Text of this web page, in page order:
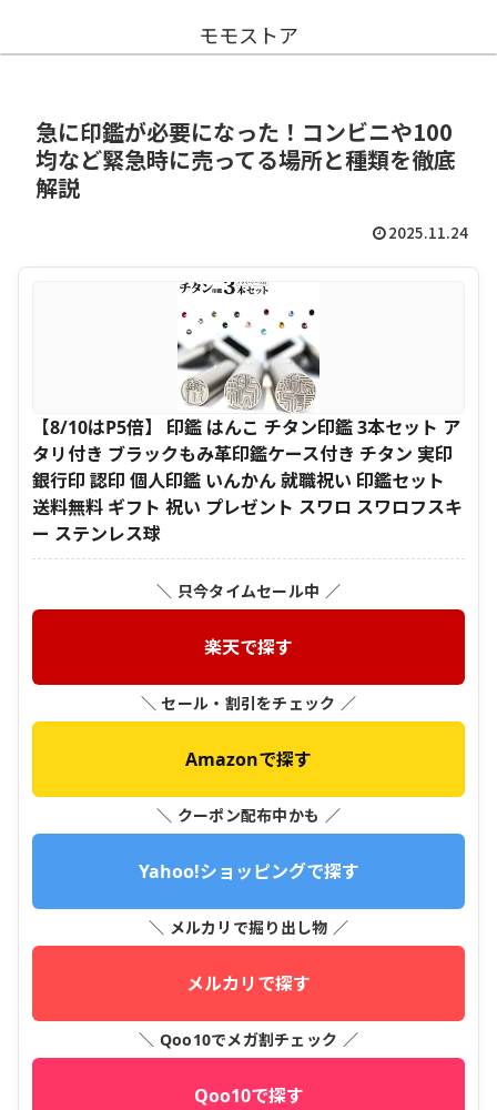
モモストア
急に印鑑が必要になった！コンビニや100
均など緊急時に売ってる場所と種類を徹底
解説
2025.11.24
【8/10はP5倍】 印鑑 はんこ チタン印鑑 3本セット ア
タリ付き ブラックもみ革印鑑ケース付き チタン 実印
銀行印 認印 個人印鑑 いんかん 就職祝い 印鑑セット
送料無料 ギフト 祝い プレゼント スワロ スワロフスキ
ー ステンレス球
＼ 只今タイムセール中 ／
楽天で探す
＼ セール・割引をチェック ／
Amazonで探す
＼ クーポン配布中かも ／
Yahoo!ショッピングで探す
＼ メルカリで掘り出し物 ／
メルカリで探す
＼ Qoo10でメガ割チェック ／
Qoo10で探す